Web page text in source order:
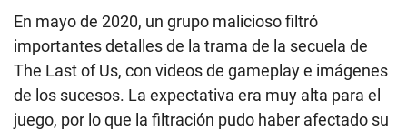
En mayo de 2020, un grupo malicioso filtró
importantes detalles de la trama de la secuela de
The Last of Us, con videos de gameplay e imágenes
de los sucesos. La expectativa era muy alta para el
juego, por lo que la filtración pudo haber afectado su